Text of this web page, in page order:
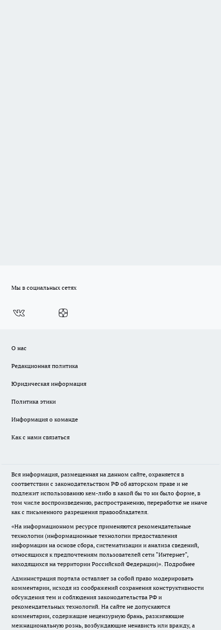
Мы в социальных сетях
О нас
Редакционная политика
Юридическая информация
Политика этики
Информация о команде
Как с нами связаться
Вся информация, размещенная на данном сайте, охраняется в
соответствии с законодательством РФ об авторском праве и не
подлежит использованию кем-либо в какой бы то ни было форме, в
том числе воспроизведению, распространению, переработке не иначе
как с письменного разрешения правообладателя.
«На информационном ресурсе применяются рекомендательные
технологии (информационные технологии предоставления
информации на основе сбора, систематизации и анализа сведений,
относящихся к предпочтениям пользователей сети "Интернет",
находящихся на территории Российской Федерации)». Подробнее
Администрация портала оставляет за собой право модерировать
комментарии, исходя из соображений сохранения конструктивности
обсуждения тем и соблюдения законодательства РФ и
рекомендательных технологий. На сайте не допускаются
комментарии, содержащие нецензурную брань, разжигающие
межнациональную рознь, возбуждающие ненависть или вражду, а